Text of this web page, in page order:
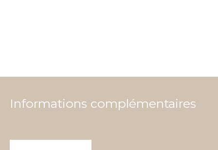
Informations complémentaires